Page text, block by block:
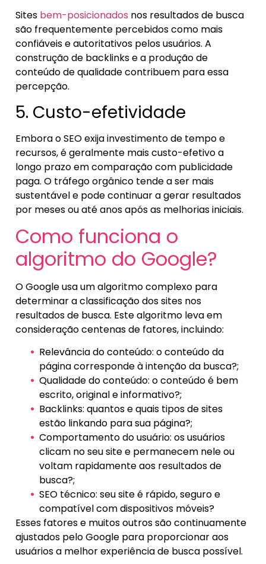
Sites bem-posicionados nos resultados de busca
são frequentemente percebidos como mais
confiáveis e autoritativos pelos usuários. A
construção de backlinks e a produção de
conteúdo de qualidade contribuem para essa
percepção.
5. Custo-efetividade
Embora o SEO exija investimento de tempo e
recursos, é geralmente mais custo-efetivo a
longo prazo em comparação com publicidade
paga. O tráfego orgânico tende a ser mais
sustentável e pode continuar a gerar resultados
por meses ou até anos após as melhorias iniciais.
Como funciona o
algoritmo do Google?
O Google usa um algoritmo complexo para
determinar a classificação dos sites nos
resultados de busca. Este algoritmo leva em
consideração centenas de fatores, incluindo:
Relevância do conteúdo: o conteúdo da
página corresponde à intenção da busca?;
Qualidade do conteúdo: o conteúdo é bem
escrito, original e informativo?;
Backlinks: quantos e quais tipos de sites
estão linkando para sua página?;
Comportamento do usuário: os usuários
clicam no seu site e permanecem nele ou
voltam rapidamente aos resultados de
busca?;
SEO técnico: seu site é rápido, seguro e
compatível com dispositivos móveis?
Esses fatores e muitos outros são continuamente
ajustados pelo Google para proporcionar aos
usuários a melhor experiência de busca possível.